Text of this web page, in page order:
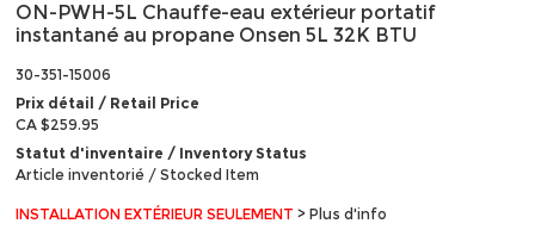
ON-PWH-5L Chauffe-eau extérieur portatif
instantané au propane Onsen 5L 32K BTU
30-351-15006
Prix détail / Retail Price
CA $259.95
Statut d'inventaire / Inventory Status
Article inventorié / Stocked Item
INSTALLATION EXTÉRIEUR SEULEMENT > Plus d'info